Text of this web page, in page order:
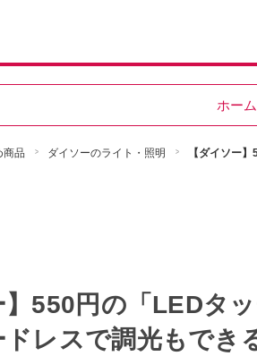
ホー
商品 ダイソーのライト・照明 【ダイソー
】550円の「LEDタ
ドレスで調光もで